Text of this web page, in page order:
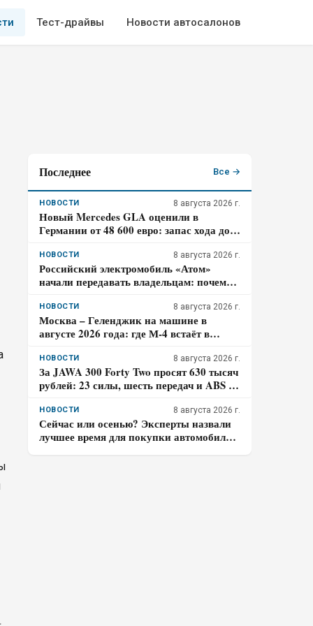
Тест-драйвы Новости автосалонов
Последнее Все →
НОВОСТИ 8 августа 2026 г.
Новый Mercedes GLA оценили в
Германии от 48 600 евро: запас хода до
гибрид появится только в 2027 году
НОВОСТИ 8 августа 2026 г.
Российский электромобиль «Атом»
начали передавать владельцам: почему
окончательной для покупателя
НОВОСТИ 8 августа 2026 г.
Москва – Геленджик на машине в
августе 2026 года: где М-4 встаёт в
до курортной зоны
НОВОСТИ 8 августа 2026 г.
За JAWA 300 Forty Two просят 630 тысяч
рублей: 23 силы, шесть передач и ABS –
году
НОВОСТИ 8 августа 2026 г.
Сейчас или осенью? Эксперты назвали
лучшее время для покупки автомобиля в